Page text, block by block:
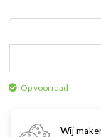
Op voorraad
Wij